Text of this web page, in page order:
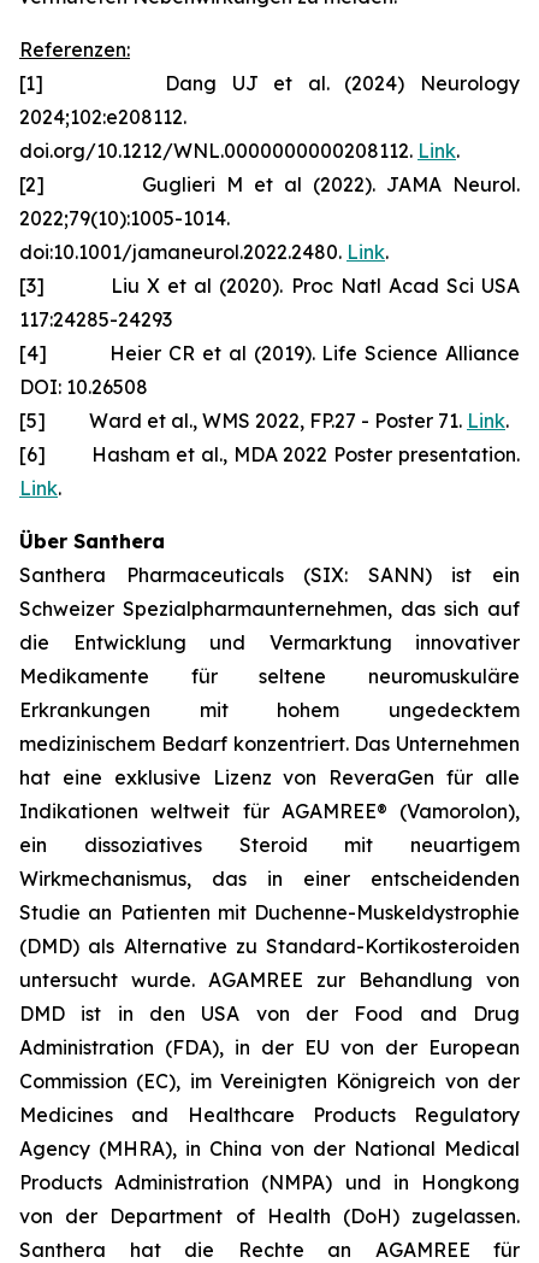
Referenzen:
[1] Dang UJ et al. (2024) Neurology
2024;102:e208112.
doi.org/10.1212/WNL.0000000000208112. Link.
[2] Guglieri M et al (2022). JAMA Neurol.
2022;79(10):1005-1014.
doi:10.1001/jamaneurol.2022.2480. Link.
[3] Liu X et al (2020). Proc Natl Acad Sci USA
117:24285-24293
[4] Heier CR et al (2019). Life Science Alliance
DOI: 10.26508
[5] Ward et al., WMS 2022, FP.27 - Poster 71. Link.
[6] Hasham et al., MDA 2022 Poster presentation.
Link.
Über Santhera
Santhera Pharmaceuticals (SIX: SANN) ist ein
Schweizer Spezialpharmaunternehmen, das sich auf
die Entwicklung und Vermarktung innovativer
Medikamente für seltene neuromuskuläre
Erkrankungen mit hohem ungedecktem
medizinischem Bedarf konzentriert. Das Unternehmen
hat eine exklusive Lizenz von ReveraGen für alle
Indikationen weltweit für AGAMREE® (Vamorolon),
ein dissoziatives Steroid mit neuartigem
Wirkmechanismus, das in einer entscheidenden
Studie an Patienten mit Duchenne-Muskeldystrophie
(DMD) als Alternative zu Standard-Kortikosteroiden
untersucht wurde. AGAMREE zur Behandlung von
DMD ist in den USA von der Food and Drug
Administration (FDA), in der EU von der European
Commission (EC), im Vereinigten Königreich von der
Medicines and Healthcare Products Regulatory
Agency (MHRA), in China von der National Medical
Products Administration (NMPA) und in Hongkong
von der Department of Health (DoH) zugelassen.
Santhera hat die Rechte an AGAMREE für